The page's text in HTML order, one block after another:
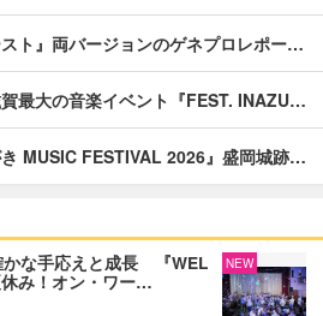
ト』両バージョンのゲネプロレポー…
最大の音楽イベント『FEST. INAZU…
MUSIC FESTIVAL 2026』盛岡城跡…
かな手応えと成長 『WEL
み！オン・ワー…
NEW